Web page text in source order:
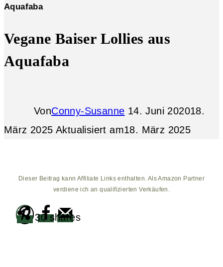
Aquafaba
Vegane Baiser Lollies aus
Aquafaba
VonConny-Susanne 14. Juni 202018.
März 2025 Aktualisiert am18. März 2025
Dieser Beitrag kann Affiliate Links enthalten. Als Amazon Partner
verdiene ich an qualifizierten Verkäufen.
30 shares